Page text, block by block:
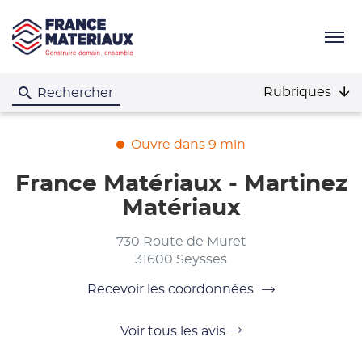
Menu
Rechercher Rubriques
Ouvre dans 9 min
France Matériaux - Martinez
Matériaux
730 Route de Muret
31600 Seysses
Recevoir les coordonnées
du
venteVoir tous les avis Voir